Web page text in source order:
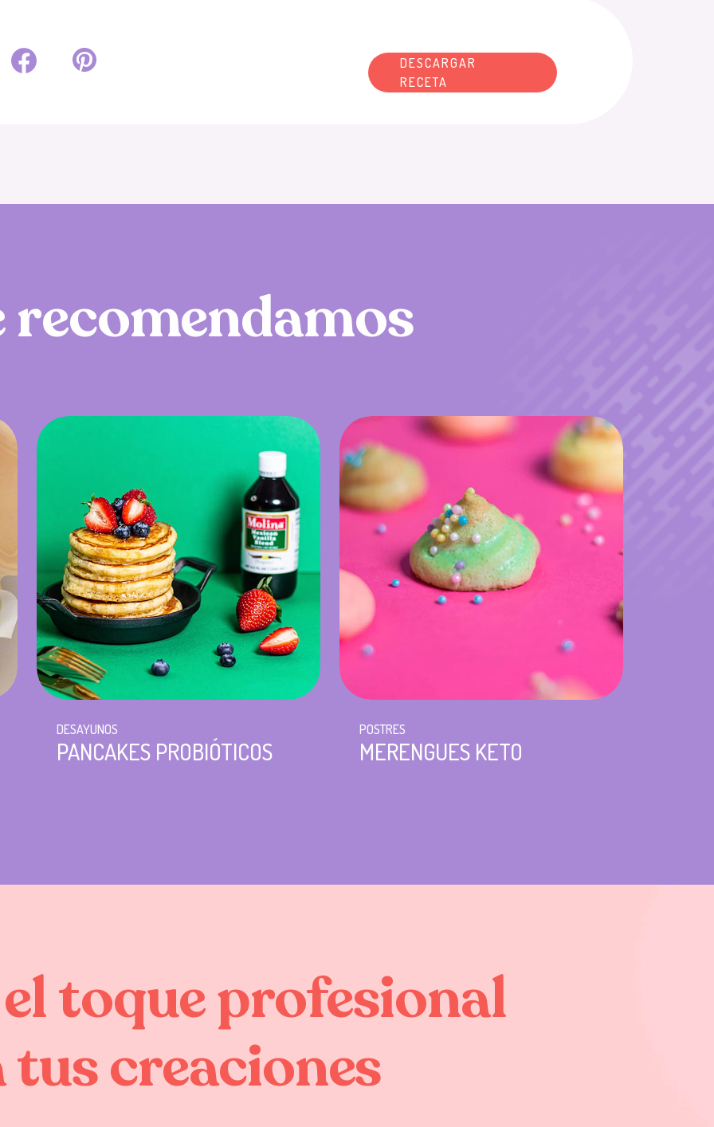
DESCARGAR
RECETA
recomendamos
DESAYUNOS
PANCAKES PROBIÓTICOS
POSTRES
MERENGUES KETO
eltoqueprofesional
tuscreaciones